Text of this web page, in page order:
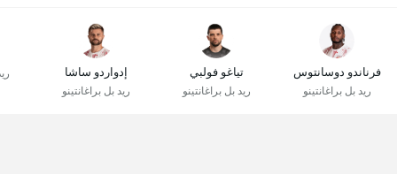
فرناندو دوسانتوس
ريد بل براغانتينو
تياغو فولبي
ريد بل براغانتينو
إدواردو ساشا
ريد بل براغانتينو